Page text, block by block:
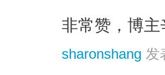
非常赞，博
sharonshang 发